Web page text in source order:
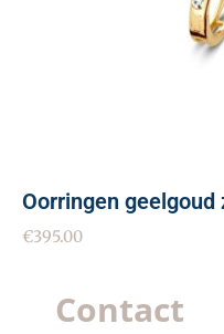
Oorringen geelgoud
€395.00
Contact